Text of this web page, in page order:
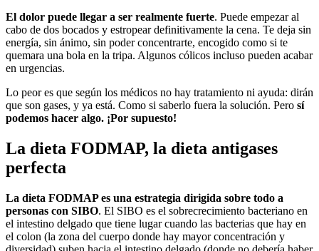
El dolor puede llegar a ser realmente fuerte. Puede empezar al
cabo de dos bocados y estropear definitivamente la cena. Te deja sin
energía, sin ánimo, sin poder concentrarte, encogido como si te
quemara una bola en la tripa. Algunos cólicos incluso pueden acabar
en urgencias.
Lo peor es que según los médicos no hay tratamiento ni ayuda: dirán
que son gases, y ya está. Como si saberlo fuera la solución. Pero sí
podemos hacer algo. ¡Por supuesto!
La dieta FODMAP, la dieta antigases
perfecta
La dieta FODMAP es una estrategia dirigida sobre todo a
personas con SIBO. El SIBO es el sobrecrecimiento bacteriano en
el intestino delgado que tiene lugar cuando las bacterias que hay en
el colon (la zona del cuerpo donde hay mayor concentración y